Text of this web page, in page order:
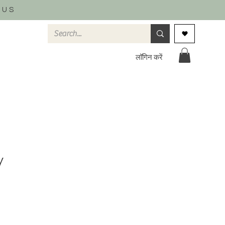
लॉगिन करें